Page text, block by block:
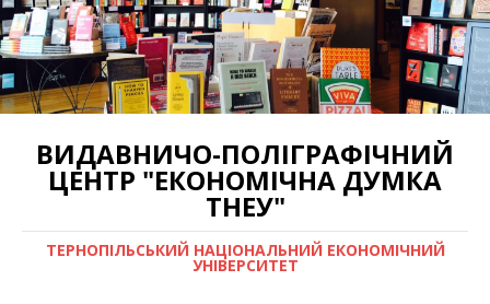
ВИДАВНИЧО-ПОЛІГРАФІЧНИЙ
ЦЕНТР "ЕКОНОМІЧНА ДУМКА
ТНЕУ"
ТЕРНОПІЛЬСЬКИЙ НАЦІОНАЛЬНИЙ ЕКОНОМІЧНИЙ
УНІВЕРСИТЕТ